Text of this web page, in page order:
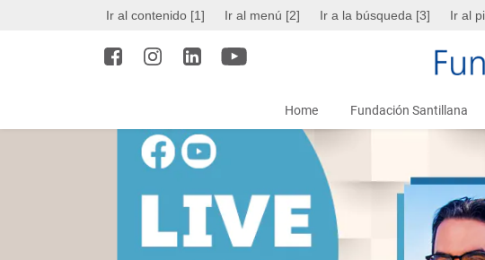
Ir al contenido [1] Ir al menú [2] Ir a la búsqueda [3] Ir al
Home Fundación Santillana